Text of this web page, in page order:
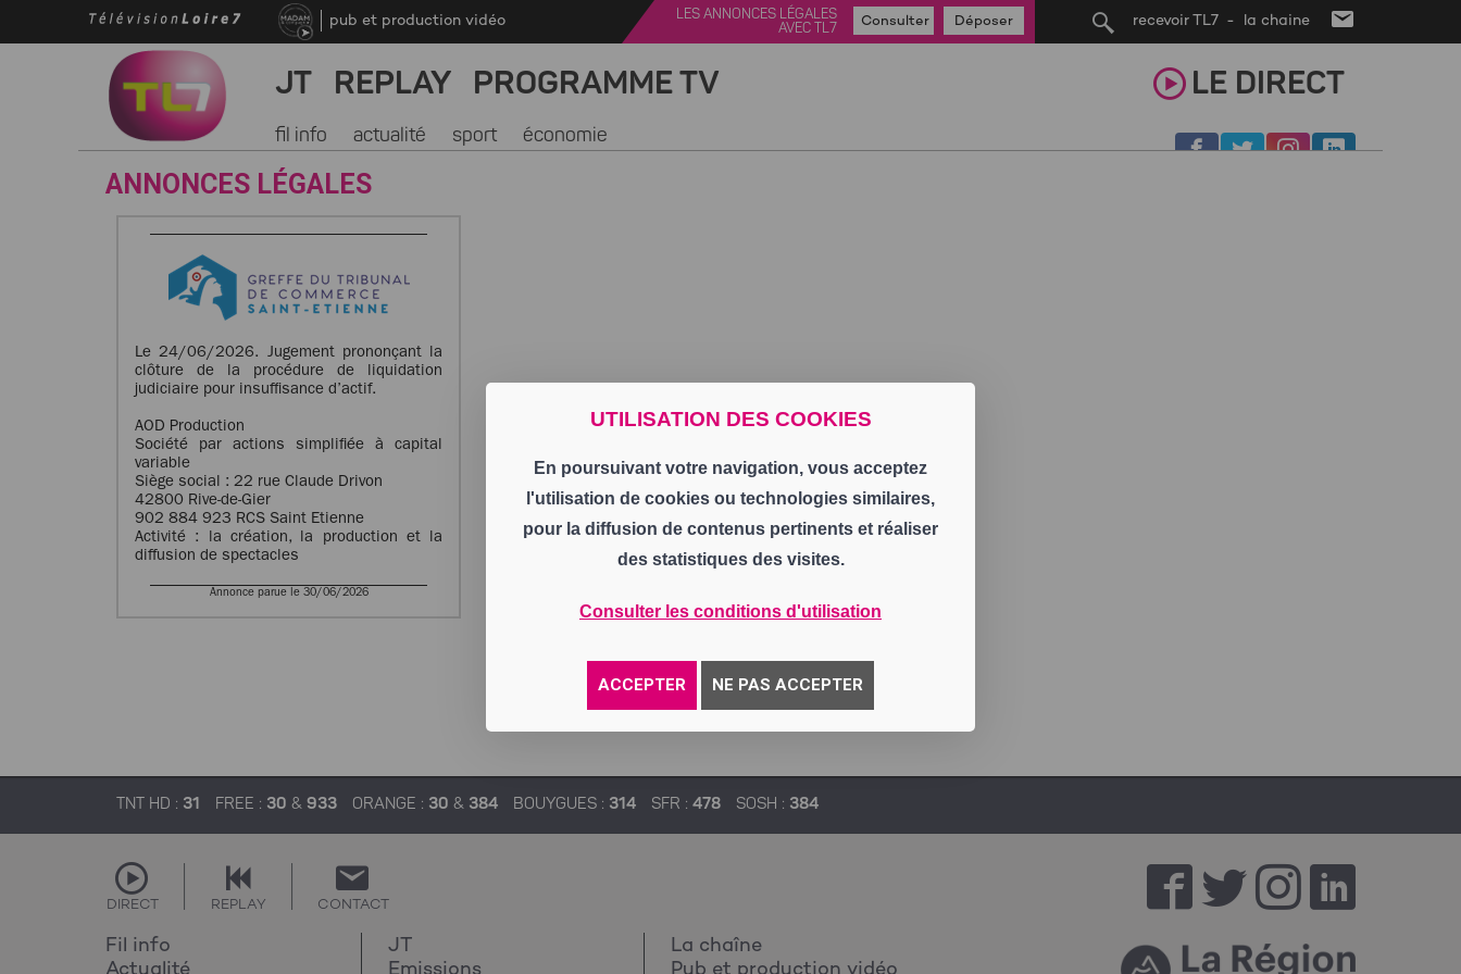
UTILISATION DES COOKIES
En poursuivant votre navigation, vous acceptez
l'utilisation de cookies ou technologies similaires,
pour la diffusion de contenus pertinents et réaliser
des statistiques des visites.
Consulter les conditions d'utilisation
ACCEPTER NE PAS ACCEPTER
recevoir TL7 - la chaine
pub et production vidéo
LES ANNONCES LÉGALES
AVEC TL7
Consulter Déposer
JT REPLAY PROGRAMME TV LE DIRECT
fil info actualité sport économie
ANNONCES LÉGALES
Le 24/06/2026. Jugement prononçant la
clôture de la procédure de liquidation
judiciaire pour insuffisance d’actif.
AOD Production
Société par actions simplifiée à capital
variable
Siège social : 22 rue Claude Drivon
42800 Rive-de-Gier
902 884 923 RCS Saint Etienne
Activité : la création, la production et la
diffusion de spectacles
Annonce parue le 30/06/2026
TNT HD : 31 FREE : 30 & 933 ORANGE : 30 & 384 BOUYGUES : 314 SFR : 478 SOSH : 384
DIRECT REPLAY CONTACT
Fil info
JT
La chaîne